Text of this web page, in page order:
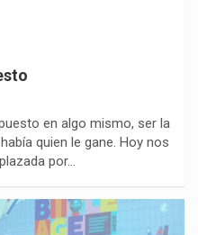
en algo mismo, ser la
quien le gane. Hoy nos
por…